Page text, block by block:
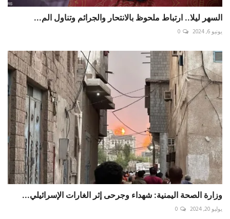
السهر ليلا.. ارتباط ملحوظ بالانتحار والجرائم وتناول الم...
يونيو 6, 2024 0
وزارة الصحة اليمنية: شهداء وجرحى إثر الغارات الإسرائيلي...
يوليو 20, 2024 0